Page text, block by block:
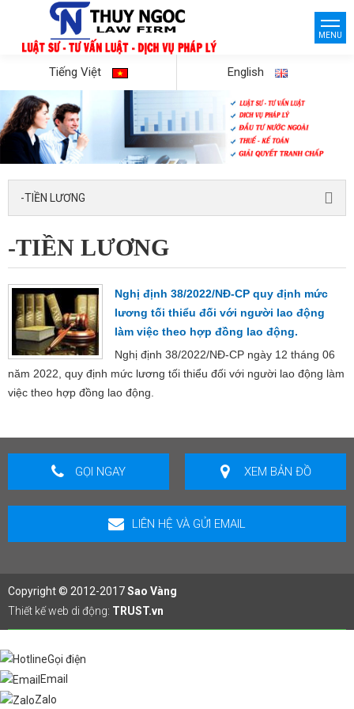
MENU
Tiếng Việt English
-TIỀN LƯƠNG
-TIỀN LƯƠNG
Nghị định 38/2022/NĐ-CP quy định mức
lương tối thiểu đối với người lao động
làm việc theo hợp đồng lao động.
Nghị định 38/2022/NĐ-CP ngày 12 tháng 06
năm 2022, quy định mức lương tối thiểu đối với người lao động làm
việc theo hợp đồng lao động.
GỌI NGAY XEM BẢN ĐỒ
LIÊN HỆ VÀ GỬI EMAIL
Copyright © 2012-2017Sao Vàng
Thiết kế web di động: TRUST.vn
Gọi điện
Email
Zalo